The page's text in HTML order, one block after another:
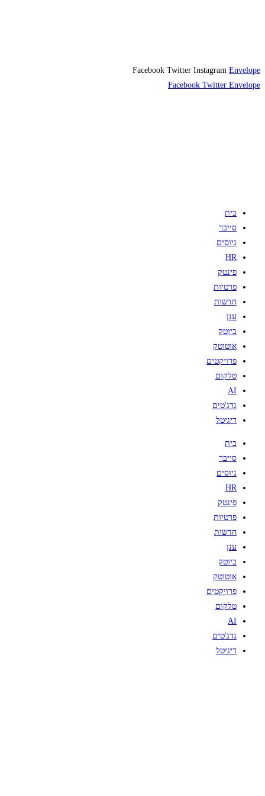
Facebook Twitter Instagram Envelope
Facebook Twitter Envelope
בית
סייבר
גיוסים
HR
פינטק
פרטיות
חדשות
ענן
ביוטק
אוטוטק
פרויקטים
טלקום
AI
גדג'טים
דיגיטל
בית
סייבר
גיוסים
HR
פינטק
פרטיות
חדשות
ענן
ביוטק
אוטוטק
פרויקטים
טלקום
AI
גדג'טים
דיגיטל